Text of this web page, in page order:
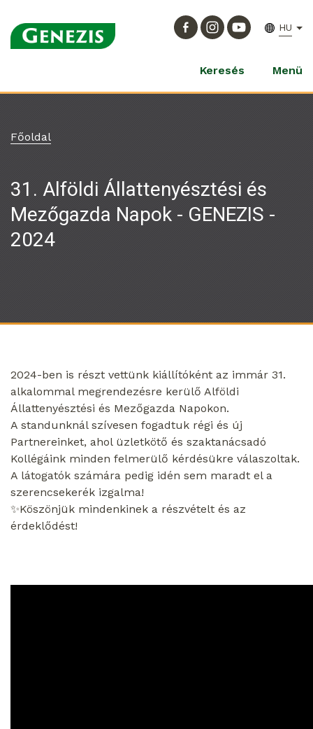
HU
Keresés Menü
Főoldal
31. Alföldi Állattenyésztési és
Mezőgazda Napok - GENEZIS -
2024
2024-ben is részt vettünk kiállítóként az immár 31.
alkalommal megrendezésre kerülő Alföldi
Állattenyésztési és Mezőgazda Napokon.
A standunknál szívesen fogadtuk régi és új
Partnereinket, ahol üzletkötő és szaktanácsadó
Kollégáink minden felmerülő kérdésükre válaszoltak.
A látogatók számára pedig idén sem maradt el a
szerencsekerék izgalma!
✨Köszönjük mindenkinek a részvételt és az
érdeklődést!